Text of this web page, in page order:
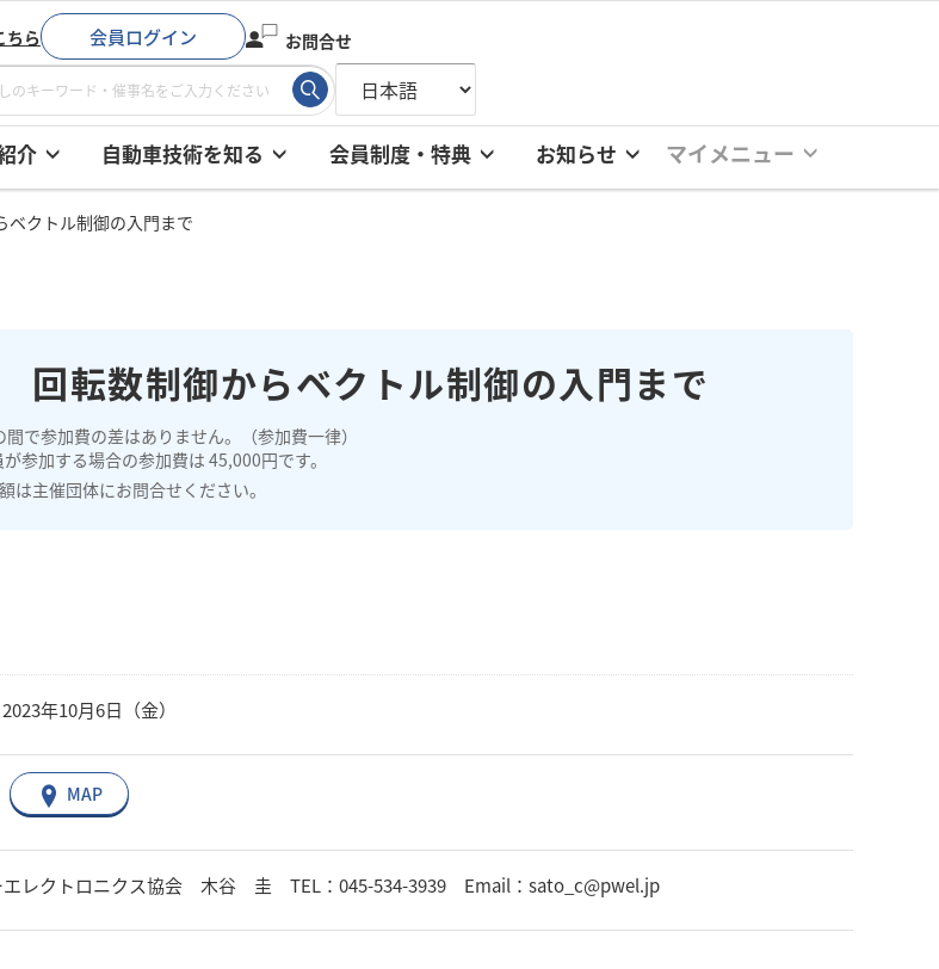
ちら 会員ログイン お問合せ
介 自動車技術を知る 会員制度・特典 お知らせ マイメニュー
クトル制御の入門まで
転数制御からベクトル制御の入門まで
で参加費の差はありません。（参加費一律）
参加する場合の参加費は 45,000円です。
は主催団体にお問合せください。
年10月6日（金）
MAP
エレクトロニクス協会 木谷 圭 TEL：045-534-3939 Email：sato_c@pwel.jp